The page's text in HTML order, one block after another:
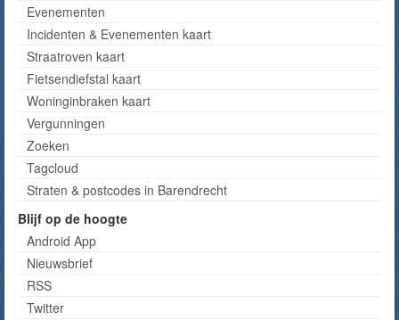
Evenementen
Incidenten & Evenementen kaart
Straatroven kaart
Fietsendiefstal kaart
Woninginbraken kaart
Vergunningen
Zoeken
Tagcloud
Straten & postcodes in Barendrecht
Blijf op de hoogte
Android App
Nieuwsbrief
RSS
Twitter